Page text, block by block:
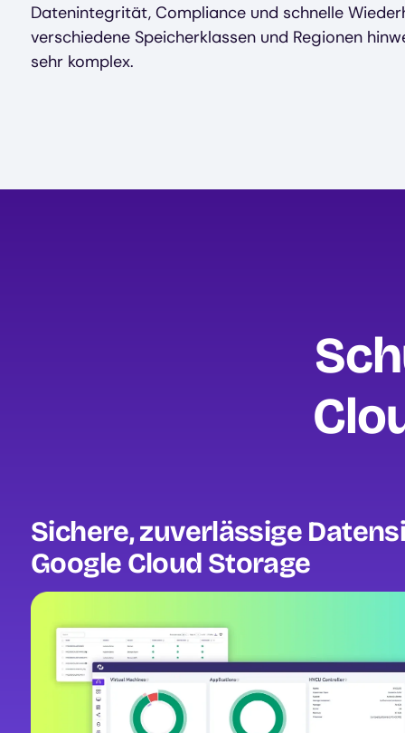
Datenintegrität, Compliance und schnelle
verschiedene Speicherklassen und Regionen
sehr komplex.
Sichere, zuverlässige
Google Cloud Storage
Image